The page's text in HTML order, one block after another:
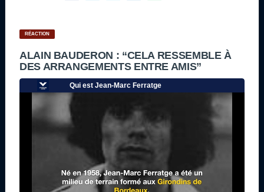
RÉACTION
ALAIN BAUDERON : “CELA RESSEMBLE À
DES ARRANGEMENTS ENTRE AMIS”